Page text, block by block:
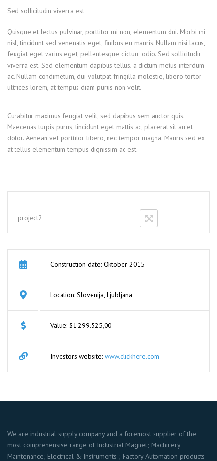
Sed sollicitudin viverra est
Quisque et lectus pulvinar, porttitor mi non, elementum dui. Morbi mi
nisl, tincidunt sed venenatis eget, finibus eu mauris. Nullam nisi lacus,
feugiat eget varius eget, pellentesque dictum odio. Sed sollicitudin
viverra est. Sed elementum dapibus tellus, a dictum metus interdum
ac. Nullam condimetum, dui volutpat fringilla molestie, libero tortor
ultrices lorem, at tempus diam purus non velit.
Curabitur maximus feugiat velit, sed dapibus sem auctor quis.
Maecenas turpis purus, tincidunt eget mattis ac, placerat sit amet
dolor. Aenean vel porttitor libero, nec tempor magna. Mauris sed ex
at tellus elementum tempus dignissim ac est.
project2
Construction date: Oktober 2015
Location: Slovenija, Ljubljana
Value: $1.299.525,00
Investors website: www.clickhere.com
We are industrial supply company and a foremost supplier of the
most comprehensive range of Industrial Magnet; Machinery
Maintenance; Electrical & Instruments ; Factory Automation products